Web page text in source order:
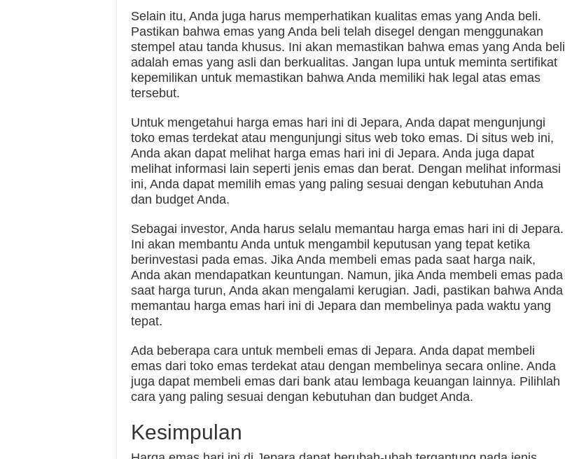
Selain itu, Anda juga harus memperhatikan kualitas emas yang Anda beli.
Pastikan bahwa emas yang Anda beli telah disegel dengan menggunakan
stempel atau tanda khusus. Ini akan memastikan bahwa emas yang Anda beli
adalah emas yang asli dan berkualitas. Jangan lupa untuk meminta sertifikat
kepemilikan untuk memastikan bahwa Anda memiliki hak legal atas emas
tersebut.
Untuk mengetahui harga emas hari ini di Jepara, Anda dapat mengunjungi
toko emas terdekat atau mengunjungi situs web toko emas. Di situs web ini,
Anda akan dapat melihat harga emas hari ini di Jepara. Anda juga dapat
melihat informasi lain seperti jenis emas dan berat. Dengan melihat informasi
ini, Anda dapat memilih emas yang paling sesuai dengan kebutuhan Anda
dan budget Anda.
Sebagai investor, Anda harus selalu memantau harga emas hari ini di Jepara.
Ini akan membantu Anda untuk mengambil keputusan yang tepat ketika
berinvestasi pada emas. Jika Anda membeli emas pada saat harga naik,
Anda akan mendapatkan keuntungan. Namun, jika Anda membeli emas pada
saat harga turun, Anda akan mengalami kerugian. Jadi, pastikan bahwa Anda
memantau harga emas hari ini di Jepara dan membelinya pada waktu yang
tepat.
Ada beberapa cara untuk membeli emas di Jepara. Anda dapat membeli
emas dari toko emas terdekat atau dengan membelinya secara online. Anda
juga dapat membeli emas dari bank atau lembaga keuangan lainnya. Pilihlah
cara yang paling sesuai dengan kebutuhan dan budget Anda.
Kesimpulan